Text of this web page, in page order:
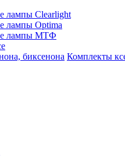
лампы Clearlight
лампы Optima
лампы МТФ
Комплекты